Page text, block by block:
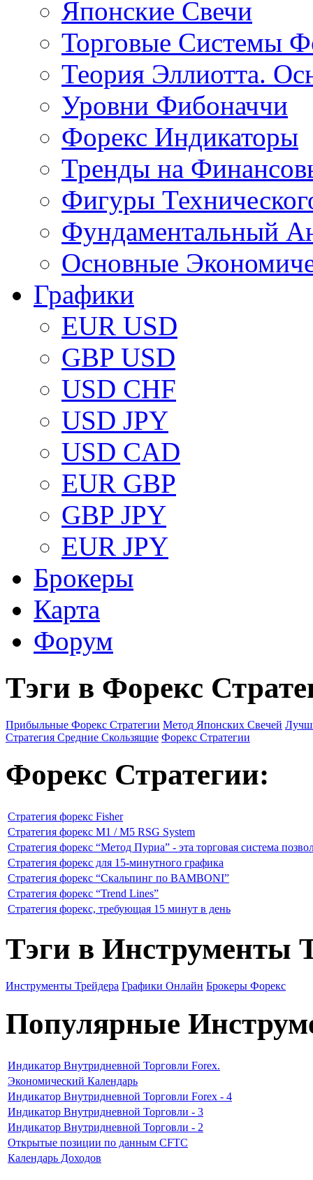
Японские Свечи
Торговые Системы
Теория Эллиотта.
Уровни Фибоначчи
Форекс Индикаторы
Тренды на
Фигуры
Фундаментальный
Основные
Графики
EUR USD
GBP USD
USD CHF
USD JPY
USD CAD
EUR GBP
GBP JPY
EUR JPY
Брокеры
Карта
Форум
Тэги в Форекс
Прибыльные Форекс Стратегии Метод Японских Свечей
Стратегия Средние Скользящие Форекс Стратегии
Форекс Стратегии:
Стратегия форекс Fisher
Стратегия форекс M1 / M5 RSG System
Стратегия форекс “Метод Пуриа” - эта торговая система
Стратегия форекс для 15-минутного графика
Стратегия форекс “Скальпинг по BAMBONI”
Стратегия форекс “Trend Lines”
Стратегия форекс, требующая 15 минут в день
Тэги в Инструменты
Инструменты Трейдера Графики Онлайн Брокеры Форекс
Популярные
Индикатор Внутридневной Торговли Forex.
Экономический Календарь
Индикатор Внутридневной Торговли Forex - 4
Индикатор Внутридневной Торговли - 3
Индикатор Внутридневной Торговли - 2
Открытые позиции по данным CFTC
Календарь Доходов